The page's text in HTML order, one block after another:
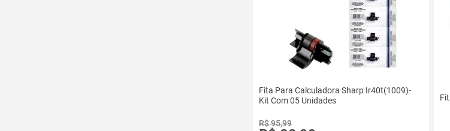
Fita Para Calculadora Sharp Ir40t(1009)-
Kit Com 05 Unidades
R$ 95,99